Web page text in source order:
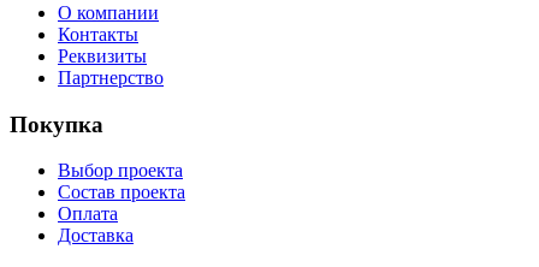
О компании
Контакты
Реквизиты
Партнерство
Покупка
Выбор проекта
Состав проекта
Оплата
Доставка